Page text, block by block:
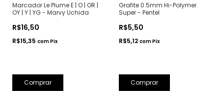
Marcador Le Plume E | O | OR |
OY | Y | YG - Marvy Uchida
R$16,50
R$15,35 comPix
Comprar
Grafite 0.5mm Hi-Polymer
Super - Pentel
R$5,50
R$5,12 comPix
Comprar